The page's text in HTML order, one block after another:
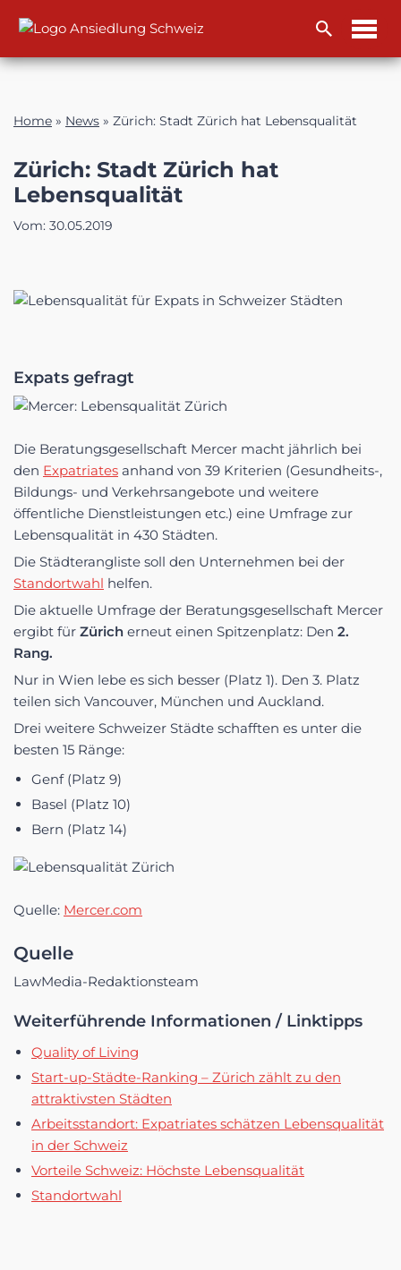
Inhalt
Home » News » Zürich: Stadt Zürich hat Lebensqualität
Zürich: Stadt Zürich hat
Lebensqualität
Vom: 30.05.2019
Expats gefragt
Die Beratungsgesellschaft Mercer macht jährlich bei
den Expatriates anhand von 39 Kriterien (Gesundheits-,
Bildungs- und Verkehrsangebote und weitere
öffentliche Dienstleistungen etc.) eine Umfrage zur
Lebensqualität in 430 Städten.
Die Städterangliste soll den Unternehmen bei der
Standortwahl helfen.
Die aktuelle Umfrage der Beratungsgesellschaft Mercer
ergibt für Zürich erneut einen Spitzenplatz: Den 2.
Rang.
Nur in Wien lebe es sich besser (Platz 1). Den 3. Platz
teilen sich Vancouver, München und Auckland.
Drei weitere Schweizer Städte schafften es unter die
besten 15 Ränge:
Genf (Platz 9)
Basel (Platz 10)
Bern (Platz 14)
Quelle: Mercer.com
Quelle
LawMedia-Redaktionsteam
Weiterführende Informationen / Linktipps
Quality of Living
Start-up-Städte-Ranking – Zürich zählt zu den
attraktivsten Städten
Arbeitsstandort: Expatriates schätzen Lebensqualität
in der Schweiz
Vorteile Schweiz: Höchste Lebensqualität
Standortwahl